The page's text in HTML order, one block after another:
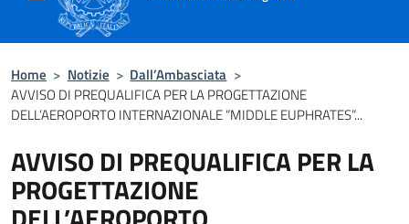
Home > Notizie > Dall’Ambasciata >
AVVISO DI PREQUALIFICA PER LA PROGETTAZIONE
DELL’AEROPORTO INTERNAZIONALE “MIDDLE EUPHRATES”...
AVVISO DI PREQUALIFICA PER LA
PROGETTAZIONE